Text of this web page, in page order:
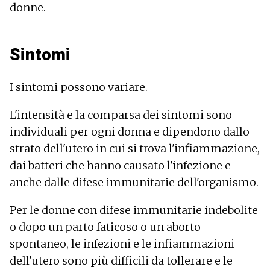
donne.
Sintomi
I sintomi possono variare.
L'intensità e la comparsa dei sintomi sono
individuali per ogni donna e dipendono dallo
strato dell'utero in cui si trova l'infiammazione,
dai batteri che hanno causato l'infezione e
anche dalle difese immunitarie dell'organismo.
Per le donne con difese immunitarie indebolite
o dopo un parto faticoso o un aborto
spontaneo, le infezioni e le infiammazioni
dell'utero sono più difficili da tollerare e le